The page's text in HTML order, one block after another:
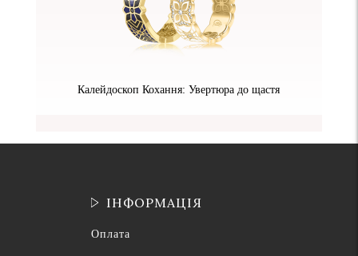
Калейдоскоп Кохання: Увертюра до щастя
ІНФОРМАЦІЯ
Оплата